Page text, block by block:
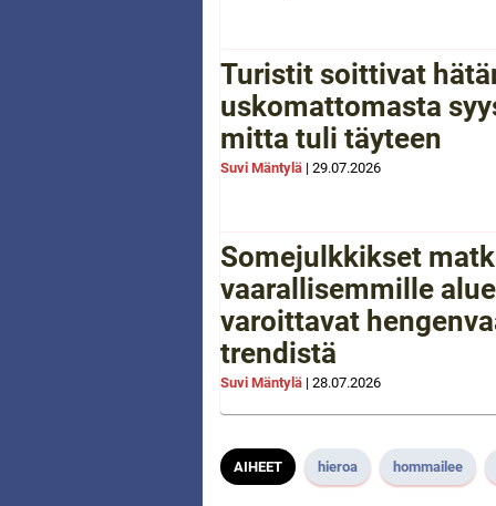
Turistit soittivat
uskomattomasta
mitta tuli täyteen
Suvi Mäntylä | 29.07.2026
Somejulkkikset
vaarallisemmille
varoittavat
trendistä
Suvi Mäntylä | 28.07.2026
AIHEET hieroa hommailee